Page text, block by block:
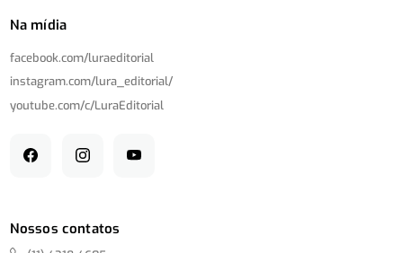
Na mídia
facebook.com/luraeditorial
instagram.com/lura_editorial/
youtube.com/c/LuraEditorial
Nossos contatos